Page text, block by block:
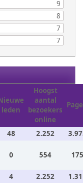
9
8
7
7
leden
Hoogst
aantal
bezoekers
online
48 2.252
0 554
4 2.252